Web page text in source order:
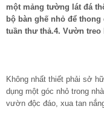
một mảng tường lát đá
bộ bàn ghế nhỏ để
tuần thư thả.4. Vườn treo
Không nhất thiết phải sở
dụng một góc nhỏ trong
vườn độc đáo, xua tan